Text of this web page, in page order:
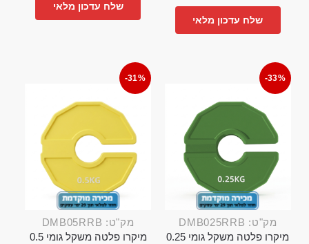
שלח עדכון מלאי
שלח עדכון מלאי
-33%
מק"ט: DMB025RRB
מיקרו פלטה משקל גומי 0.25
-31%
מק"ט: DMB05RRB
מיקרו פלטה משקל גומי 0.5